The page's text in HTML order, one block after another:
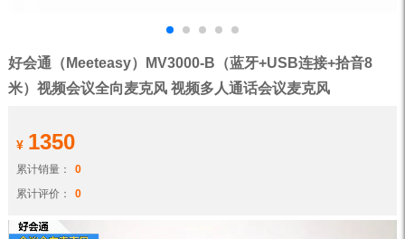
好会通（Meeteasy）MV3000-B（蓝牙+USB连接+拾音8
米）视频会议全向麦克风 视频多人通话会议麦克风
¥ 1350
累计销量：
0
累计评价：
0